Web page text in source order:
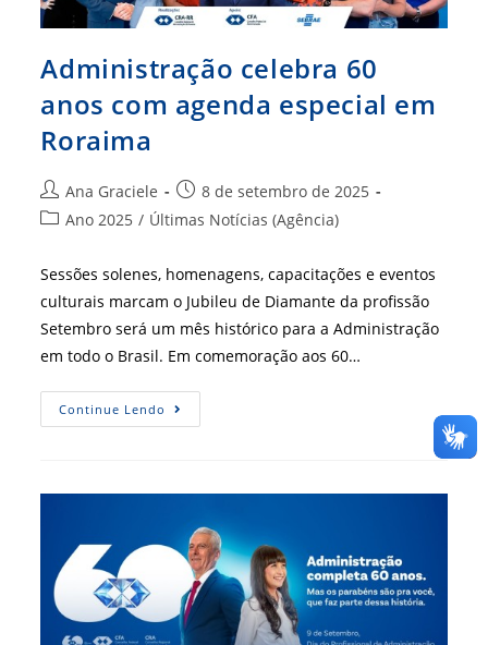
Administração celebra 60
anos com agenda especial em
Roraima
Autor
do
Ana Graciele
Post
publicado:
8 de setembro de 2025
Categoria
post:
Ano 2025 / Últimas Notícias (Agência)
Sessões solenes, homenagens, capacitações e eventos
culturais marcam o Jubileu de Diamante da profissão
Setembro será um mês histórico para a Administração
em todo o Brasil. Em comemoração aos 60…
Continue Lendo Administração
Celebra
Especial
Roraima